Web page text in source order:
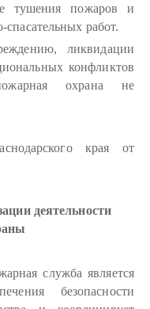
тушения пожаров и
работ.
ликвидации
конфликтов
охрана не
края от
деятельности
служба является
безопасности